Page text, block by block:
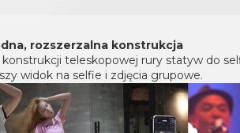
rozszerzalna konstrukcja
konstrukcji teleskopowej rury statyw do
widok na selfie i zdjęcia grupowe.